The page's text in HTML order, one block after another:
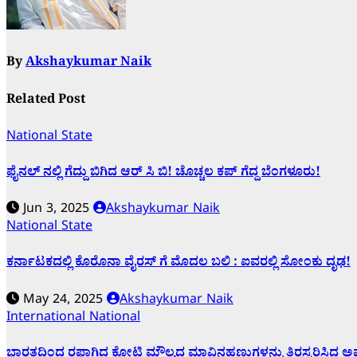
ByAkshaykumar Naik
Related Post
NationalState
ಫೈನಲ್ ನಲ್ಲಿ ಗೆದ್ದು ಬಿಗಿದ ಆರ್ ಸಿ ಬಿ! ಚೊಚ್ಚಲ ಕಪ್ ಗೆದ್ದ ಬೆಂಗಳೂರು!
Jun 3, 2025
Akshaykumar Naik
NationalState
ಕರ್ನಾಟಕದಲ್ಲಿ ಕೊರೊನಾ ವೈರಸ್ ಗೆ ಮೊದಲ ಬಲಿ : ಐವರಲ್ಲಿ ಸೋಂಕು ದೃಢ!
May 24, 2025
Akshaykumar Naik
InternationalNational